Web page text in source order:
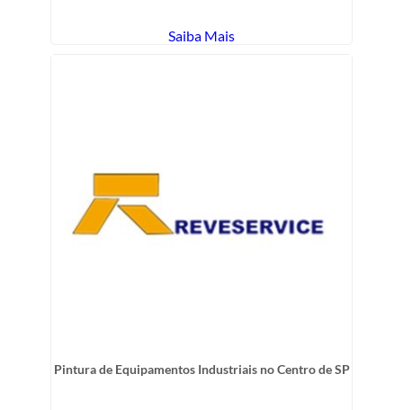
Saiba Mais
Pintura de Equipamentos Industriais no Centro de SP